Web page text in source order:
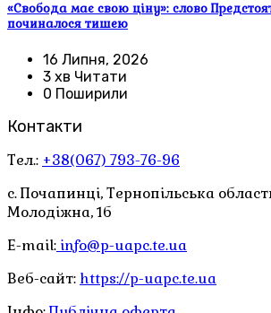
«Свобода має свою ціну»: слово
починалося тишею
16 Липня, 2026
3 хв Читати
0 Поширили
Контакти
Тел.: +38(067) 793-76-96
с. Почапинці, Тернопільська
Молодіжна, 1б
E-mail: info@p-uapc.te.ua
Веб-сайт: https://p-uapc.te.ua